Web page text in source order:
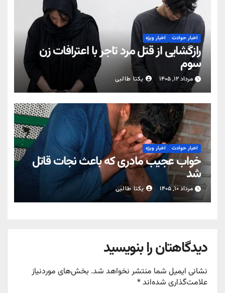
اخبار حوادث اخبار ویژه
رازگشایی از قتل مرد تاجر با اعترافات زن
سوم
مرداد ۱۲, ۱۴۰۵ یکتا طالبی
اخبار حوادث اخبار ویژه
خواب عجیب مادری که باعث نجات قاتل
شد
مرداد ۱۰, ۱۴۰۵ یکتا طالبی
دیدگاهتان را بنویسید
نشانی ایمیل شما منتشر نخواهد شد. بخش‌های موردنیاز
علامت‌گذاری شده‌اند*